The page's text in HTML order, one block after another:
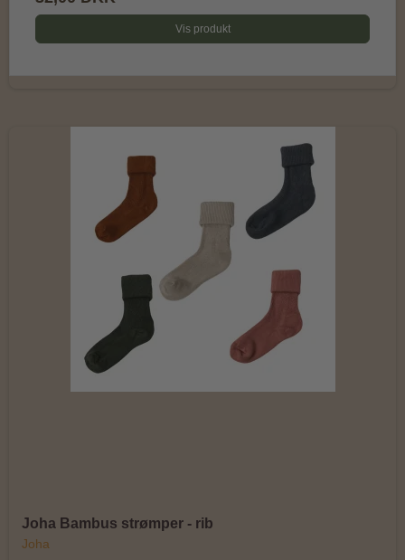
Vis produkt
Joha Bambus strømper - rib
Joha